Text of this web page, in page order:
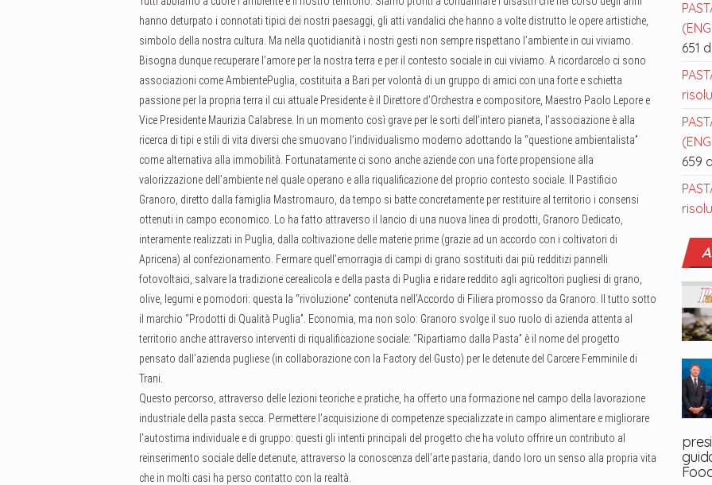
hanno deturpato i connotati tipici dei nostri paesaggi, gli atti vandalici che hanno a volte distrutto le opere artistiche,
simbolo della nostra cultura. Ma nella quotidianità i nostri gesti non sempre rispettano l’ambiente in cui viviamo.
Bisogna dunque recuperare l’amore per la nostra terra e per il contesto sociale in cui viviamo. A ricordarcelo ci sono
associazioni come AmbientePuglia, costituita a Bari per volontà di un gruppo di amici con una forte e schietta
passione per la propria terra il cui attuale Presidente è il Direttore d’Orchestra e compositore, Maestro Paolo Lepore e
Vice Presidente Maurizia Calabrese. In un momento così grave per le sorti dell’intero pianeta, l’associazione è alla
ricerca di tipi e stili di vita diversi che smuovano l’individualismo moderno adottando la “questione ambientalista”
come alternativa alla immobilità. Fortunatamente ci sono anche aziende con una forte propensione alla
valorizzazione dell’ambiente nel quale operano e alla riqualificazione del proprio contesto sociale. Il Pastificio
Granoro, diretto dalla famiglia Mastromauro, da tempo si batte concretamente per restituire al territorio i consensi
ottenuti in campo economico. Lo ha fatto attraverso il lancio di una nuova linea di prodotti, Granoro Dedicato,
interamente realizzati in Puglia, dalla coltivazione delle materie prime (grazie ad un accordo con i coltivatori di
Apricena) al confezionamento. Fermare quell’emorragia di campi di grano sostituiti dai più redditizi pannelli
fotovoltaici, salvare la tradizione cerealicola e della pasta di Puglia e ridare reddito agli agricoltori pugliesi di grano,
olive, legumi e pomodori: questa la “rivoluzione” contenuta nell’Accordo di Filiera promosso da Granoro. Il tutto sotto
il marchio “Prodotti di Qualità Puglia”. Economia, ma non solo: Granoro svolge il suo ruolo di azienda attenta al
territorio anche attraverso interventi di riqualificazione sociale: “Ripartiamo dalla Pasta” è il nome del progetto
pensato dall’azienda pugliese (in collaborazione con la Factory del Gusto) per le detenute del Carcere Femminile di
Trani.
Questo percorso, attraverso delle lezioni teoriche e pratiche, ha offerto una formazione nel campo della lavorazione
industriale della pasta secca. Permettere l’acquisizione di competenze specializzate in campo alimentare e migliorare
l’autostima individuale e di gruppo: questi gli intenti principali del progetto che ha voluto offrire un contributo al
reinserimento sociale delle detenute, attraverso la conoscenza dell’arte pastaria, dando loro un senso alla propria vita
che in molti casi ha perso contatto con la realtà.
651
659